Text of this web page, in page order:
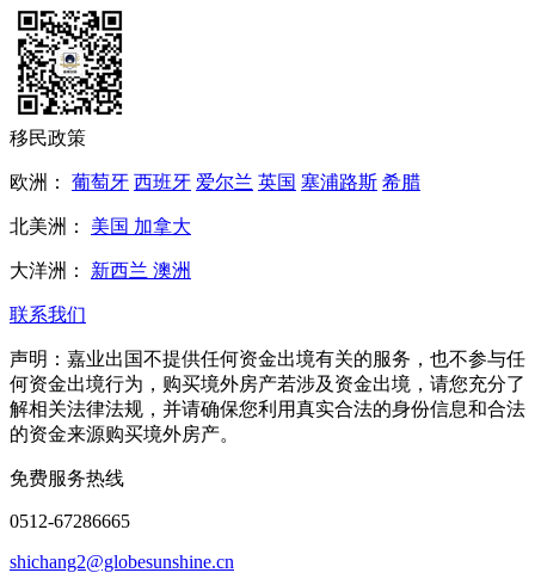
移民政策
欧洲： 葡萄牙 西班牙 爱尔兰 英国 塞浦路斯 希腊
北美洲： 美国 加拿大
大洋洲： 新西兰 澳洲
联系我们
声明： 嘉业出国不提供任何资金出境有关的服务，也不参与任
何资金出境行为，购买境外房产若涉及资金出境，请您充分了
解相关法律法规，并请确保您利用真实合法的身份信息和合法
的资金来源购买境外房产。
免费服务热线
0512-67286665
shichang2@globesunshine.cn